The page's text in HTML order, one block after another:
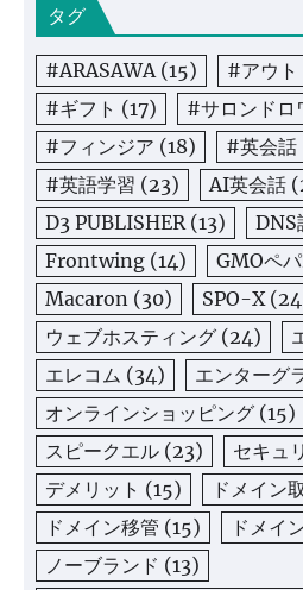
タグ
#ARASAWA(15) #アウト
#ギフト (17) #サロンドロ
#フィンジア (18) #英会話
#英語学習 (23) AI英会話
D3 PUBLISHER(13) DNS
Frontwing (14) GMOペ
Macaron (30) SPO-X
ウェブホスティング (24)
エレコム (34) エンターグ
オンラインショッピング (15)
スピークエル (23) セキュ
デメリット (15) ドメイン
ドメイン移管 (15) ドメイ
ノーブランド (13)